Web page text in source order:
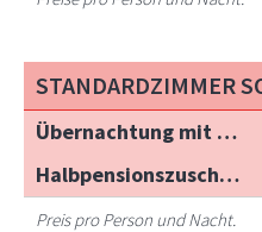
STANDARDZIMMER
Preis pro Person und Nacht.